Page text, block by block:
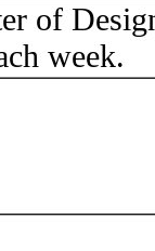
of
week.